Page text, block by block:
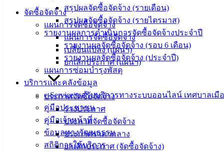
สรุปผลจัดซื้อจัดจ้าง (รายเดือน)
สรุปผลจัดซื้อจัดจ้าง (รายไตรมาส)
รายงานผลการดำเนินการจัดซื้อจัดจ้างประจำปี
รายงานผลจัดซื้อจัดจ้าง (รอบ 6 เดือน)
รายงานผลจัดซื้อจัดจ้าง (ประจำปี)
แผนการซ่อมบำรุงพัสดุ
บริการและคลังข้อมูล
e-Service ขอรับบริการทางระบบออนไลน์ เทศบาลเมื
คู่มือประชาชน
คู่มือเจ้าหน้าที่
ข้อมูลทางวัฒนธรรม
สถิติการให้บริการ
จัดซื้อจัดจ้าง
แผนการจัดซื้อจัดจ้าง
แผนการจัดซื้อจัดจ้าง
เปลี่ยนแปลง (แผนฯ)
ยกเลิกประกาศ (แผนฯ)
ประกาศจัดซื้อจัดจ้าง
ร่างประกาศ
ประกาศจัดซื้อจัดจ้าง
ประกาศราคากลาง
ยกเลิกประกาศ (จัดซื้อจัดจ้าง)
เทศบาล
เมืองอ่าง